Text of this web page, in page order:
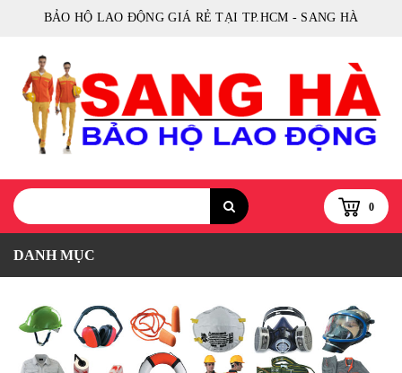
BẢO HỘ LAO ĐỘNG GIÁ RẺ TẠI TP.HCM - SANG HÀ
0
DANH MỤC